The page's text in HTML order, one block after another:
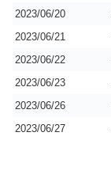
2023/06/20
2023/06/21
2023/06/22
2023/06/23
2023/06/26
2023/06/27